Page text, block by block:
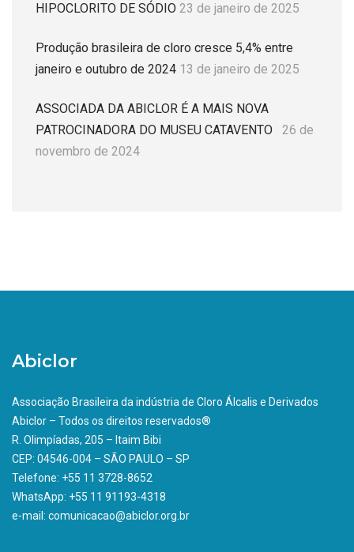
HIPOCLORITO DE SÓDIO 23 de janeiro de 2025
Produção brasileira de cloro cresce 5,4% entre
janeiro e outubro de 2024 13 de janeiro de 2025
ASSOCIADA DA ABICLOR É A MAIS NOVA
PATROCINADORA DO MUSEU CATAVENTO
26 de
novembro de 2024
Abiclor
Associação Brasileira da indústria de Cloro Álcalis e Derivados
Abiclor – Todos os direitos reservados®
R. Olimpíadas, 205 – Itaim Bibi
CEP: 04546-004 – SÃO PAULO – SP
Telefone: +55 11 3728-8652
WhatsApp: +55 11 91193-4318
e-mail: comunicacao@abiclor.org.br